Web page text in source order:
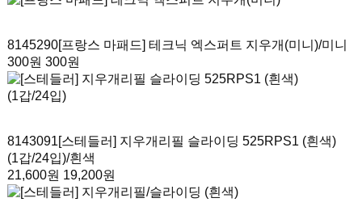
8145290[프랑스 마패드] 테크닉 엑스퍼트 지우개(미니)/미니
300원 300원
8143091[스테들러] 지우개리필 슬라이딩 525RPS1 (흰색)
(1갑/24입)/흰색
21,600원 19,200원